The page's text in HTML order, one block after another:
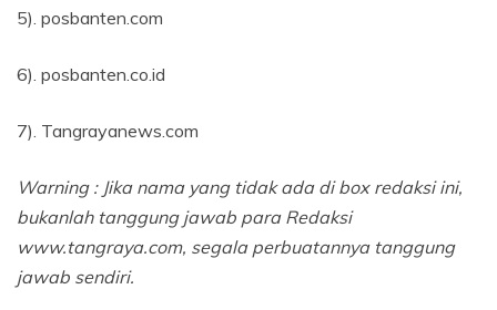
5). posbanten.com
6). posbanten.co.id
7). Tangrayanews.com
Warning : Jika nama yang tidak ada di box redaksi ini,
bukanlah tanggung jawab para Redaksi
www.tangraya.com, segala perbuatannya tanggung
jawab sendiri.